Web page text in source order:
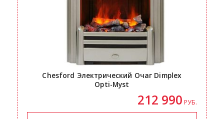
Chesford Электрический Очаг Dimplex
Opti-Myst
212 990 РУБ.